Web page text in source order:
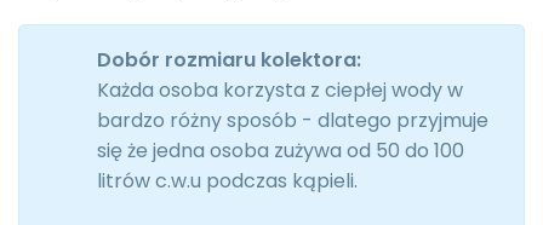
Dobór rozmiaru kolektora:
Każda osoba korzysta z ciepłej wody w
bardzo różny sposób - dlatego przyjmuje
się że jedna osoba zużywa od 50 do 100
litrów c.w.u podczas kąpieli.